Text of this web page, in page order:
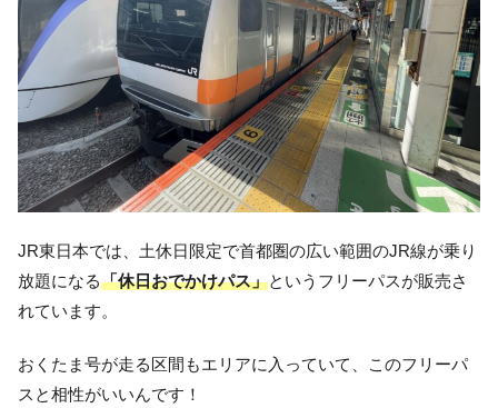
JR東日本では、土休日限定で首都圏の広い範囲のJR線が乗り
放題になる「休日おでかけパス」というフリーパスが販売さ
れています。
おくたま号が走る区間もエリアに入っていて、このフリーパ
スと相性がいいんです！